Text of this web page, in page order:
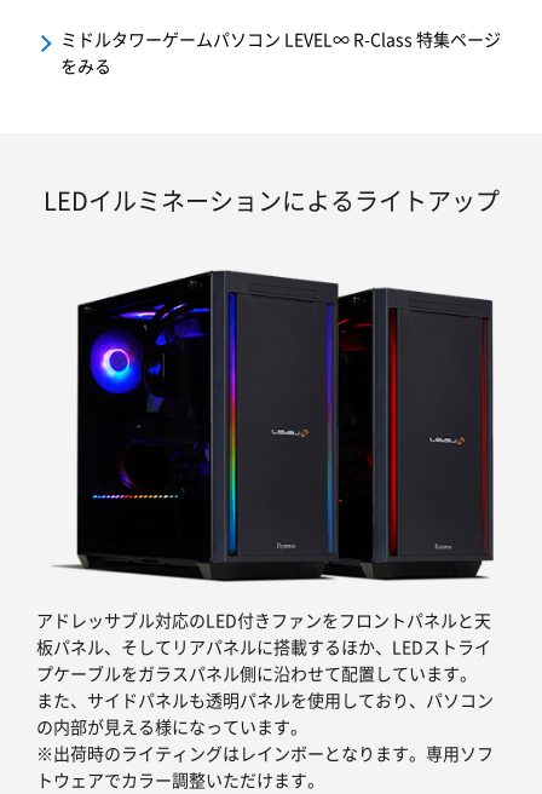
ミドルタワーゲームパソコン LEVEL∞ R-Class 特集ページ
をみる
LEDイルミネーションによるライトアップ
アドレッサブル対応のLED付きファンをフロントパネルと天
板パネル、そしてリアパネルに搭載するほか、LEDストライ
プケーブルをガラスパネル側に沿わせて配置しています。
また、サイドパネルも透明パネルを使用しており、パソコン
の内部が見える様になっています。
※出荷時のライティングはレインボーとなります。専用ソフ
トウェアでカラー調整いただけます。